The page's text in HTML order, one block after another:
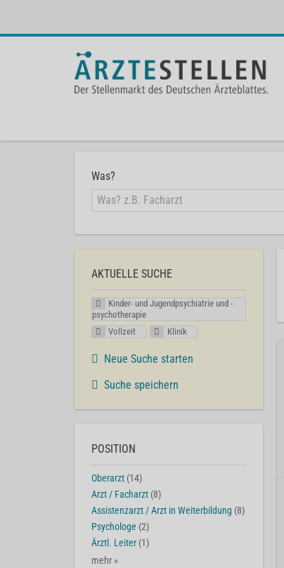
Was?
AKTUELLE SUCHE
Kinder- und Jugendpsychiatrie und -
psychotherapie
Vollzeit
Klinik
Neue Suche starten
Suche speichern
POSITION
Oberarzt (14)
Arzt / Facharzt (8)
Assistenzarzt / Arzt in Weiterbildung (8)
Psychologe (2)
Ärztl. Leiter (1)
mehr »